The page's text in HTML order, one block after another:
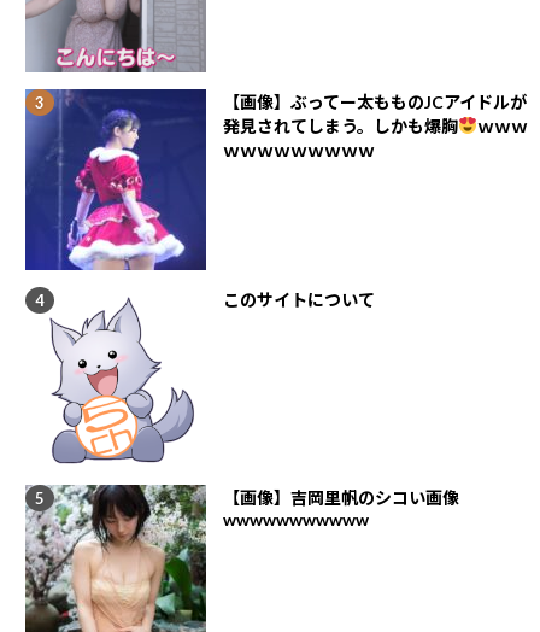
【画像】ぶってー太もものJCアイドルが
発見されてしまう。しかも爆胸
ｗｗｗ
ｗｗｗｗｗｗｗｗｗ
このサイトについて
【画像】吉岡里帆のシコい画像
wwwwwwwwwww